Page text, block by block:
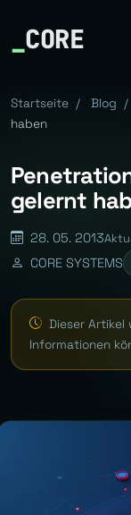
_CORE
Startseite / Blog /
haben
gelernt
28. 05. 2013
CORE SYSTEMS
Dieser Artikel
Informationen